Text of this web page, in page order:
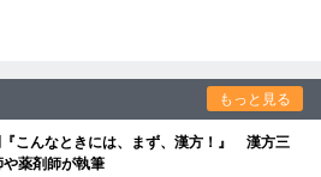
もっと見る
こんなときには、まず、漢方！』 漢方三
薬剤師が執筆